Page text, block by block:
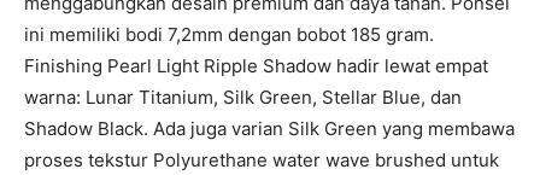
ini memiliki bodi 7,2mm dengan bobot 185 gram.
Finishing Pearl Light Ripple Shadow hadir lewat empat
warna: Lunar Titanium, Silk Green, Stellar Blue, dan
Shadow Black. Ada juga varian Silk Green yang membawa
proses tekstur Polyurethane water wave brushed untuk